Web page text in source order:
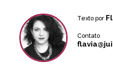
Texto por
Contato